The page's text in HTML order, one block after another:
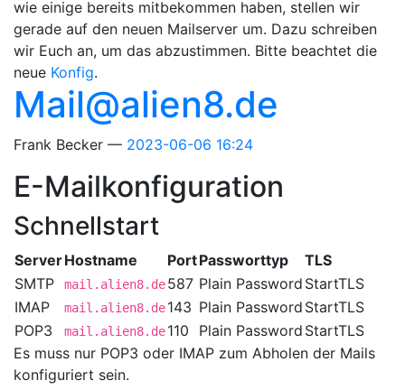
wie einige bereits mitbekommen haben, stellen wir
gerade auf den neuen Mailserver um. Dazu schreiben
wir Euch an, um das abzustimmen. Bitte beachtet die
neue Konfig.
Mail@alien8.de
Frank Becker 2023-06-06 16:24
E-Mailkonfiguration
Schnellstart
ServerHostname PortPassworttyp
TLS
SMTP
mail.alien8.de587 Plain Password StartTLS
IMAP
mail.alien8.de143 Plain Password StartTLS
POP3
mail.alien8.de110 Plain Password StartTLS
Es muss nur POP3 oder IMAP zum Abholen der Mails
konfiguriert sein.